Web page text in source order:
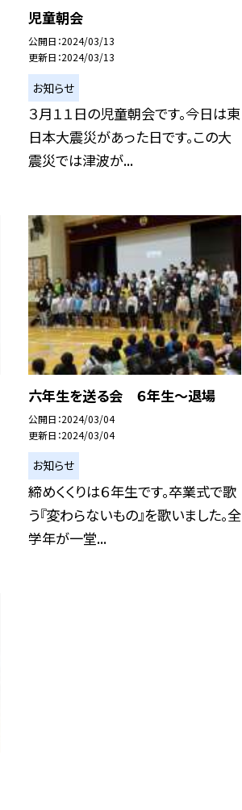
児童朝会
公開日 2024/03/13
更新日 2024/03/13
お知らせ
３月１１日の児童朝会です。今日は東
日本大震災があった日です。この大
震災では津波が...
六年生を送る会 ６年生〜退場
公開日 2024/03/04
更新日 2024/03/04
お知らせ
締めくくりは６年生です。卒業式で歌
う『変わらないもの』を歌いました。全
学年が一堂...